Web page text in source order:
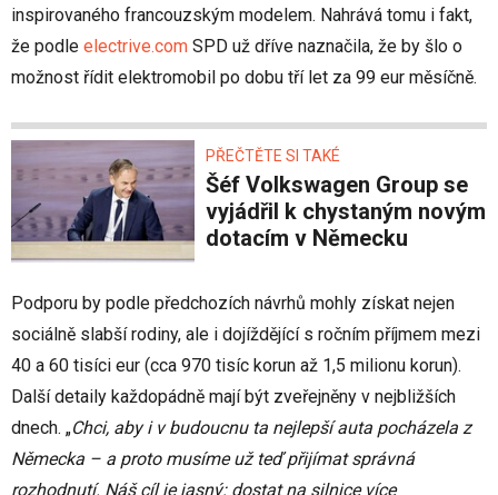
inspirovaného francouzským modelem. Nahrává tomu i fakt,
že podle electrive.com SPD už dříve naznačila, že by šlo o
možnost řídit elektromobil po dobu tří let za 99 eur měsíčně.
PŘEČTĚTE SI TAKÉ
Šéf Volkswagen Group se
vyjádřil k chystaným novým
dotacím v Německu
Podporu by podle předchozích návrhů mohly získat nejen
sociálně slabší rodiny, ale i dojíždějící s ročním příjmem mezi
40 a 60 tisíci eur (cca 970 tisíc korun až 1,5 milionu korun).
Další detaily každopádně mají být zveřejněny v nejbližších
dnech. „Chci, aby i v budoucnu ta nejlepší auta pocházela z
Německa – a proto musíme už teď přijímat správná
rozhodnutí. Náš cíl je jasný: dostat na silnice více